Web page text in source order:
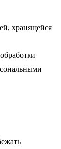
хранящейся